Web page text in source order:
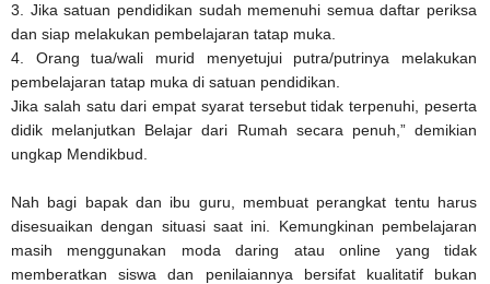
3. Jika satuan pendidikan sudah memenuhi semua daftar periksa
dan siap melakukan pembelajaran tatap muka.
4. Orang tua/wali murid menyetujui putra/putrinya melakukan
pembelajaran tatap muka di satuan pendidikan.
Jika salah satu dari empat syarat tersebut tidak terpenuhi, peserta
didik melanjutkan Belajar dari Rumah secara penuh,” demikian
ungkap Mendikbud.
Nah bagi bapak dan ibu guru, membuat perangkat tentu harus
disesuaikan dengan situasi saat ini. Kemungkinan pembelajaran
masih menggunakan moda daring atau online yang tidak
memberatkan siswa dan penilaiannya bersifat kualitatif bukan